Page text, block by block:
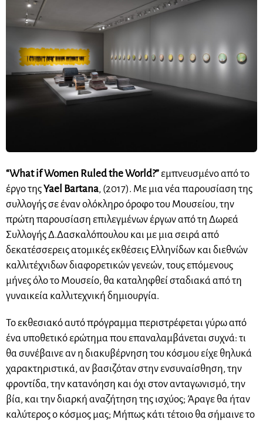
“What if Women Ruled the World?”εμπνευσμένο από το
έργο τηςYael Bartana, (2017). Με μια νέα παρουσίαση της
συλλογής σε έναν ολόκληρο όροφο του Μουσείου, την
πρώτη παρουσίαση επιλεγμένων έργων από τη Δωρεά
Συλλογής Δ.Δασκαλόπουλου και με μια σειρά από
δεκατέσσερεις ατομικές εκθέσεις Ελληνίδων και διεθνών
καλλιτέχνιδων διαφορετικών γενεών, τους επόμενους
μήνες όλο το Μουσείο, θα καταληφθεί σταδιακά από τη
γυναικεία καλλιτεχνική δημιουργία.
Το εκθεσιακό αυτό πρόγραμμα περιστρέφεται γύρω από
ένα υποθετικό ερώτημα που επαναλαμβάνεται συχνά: τι
θα συνέβαινε αν η διακυβέρνηση του κόσμου είχε θηλυκά
χαρακτηριστικά, αν βασιζόταν στην ενσυναίσθηση, την
φροντίδα, την κατανόηση και όχι στον ανταγωνισμό, την
βία, και την διαρκή αναζήτηση της ισχύος; Άραγε θα ήταν
καλύτερος ο κόσμος μας; Μήπως κάτι τέτοιο θα σήμαινε το